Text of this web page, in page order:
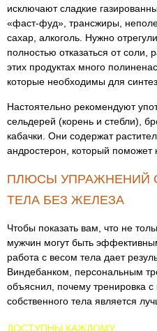
исключают сладкие
«фаст-фуд», трансжиры,
сахар, алкоголь. Нужно
полностью отказаться от соли,
этих продуктах много
которые необходимы для
Настоятельно рекомендуют
сельдерей (корень и стебли),
кабачки. Они содержат
андростерон, который поможет
ПЛЮСЫ УПРАЖНЕНИЙ
ТЕЛА БЕЗ ЖЕЛЕЗА
Чтобы показать вам, что не
мужчин могут быть
работа с весом тела дает
Виндебанком, персональным
объяснил, почему тренировка с
собственного тела является
ДОСТУПНЫ КАЖДОМУ